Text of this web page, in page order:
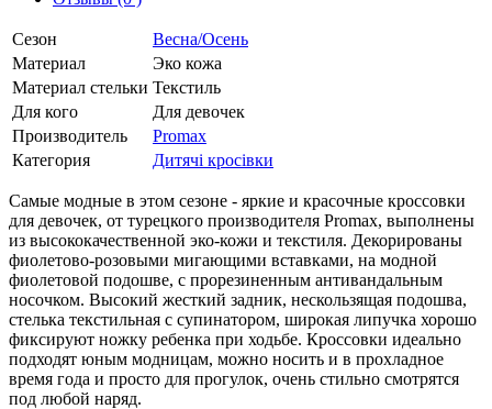
Сезон
Весна/Осень
Материал
Эко кожа
Материал стельки Текстиль
Для кого
Для девочек
Производитель
Promax
Категория
Дитячі кросівки
Самые модные в этом сезоне - яркие и красочные кроссовки
для девочек, от турецкого производителя Promax, выполнены
из высококачественной эко-кожи и текстиля. Декорированы
фиолетово-розовыми мигающими вставками, на модной
фиолетовой подошве, с прорезиненным антивандальным
носочком. Высокий жесткий задник, нескользящая подошва,
стелька текстильная с супинатором, широкая липучка хорошо
фиксируют ножку ребенка при ходьбе. Кроссовки идеально
подходят юным модницам, можно носить и в прохладное
время года и просто для прогулок, очень стильно смотрятся
под любой наряд.